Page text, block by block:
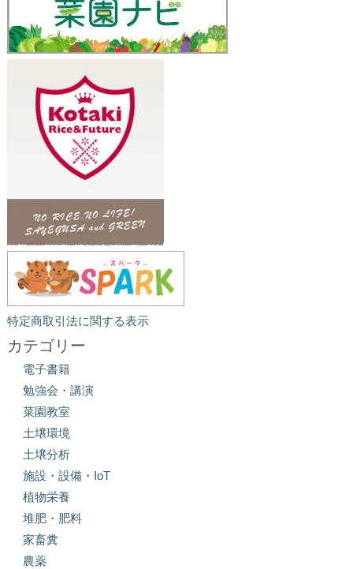
特定商取引法に関する表示
カテゴリー
電子書籍
勉強会・講演
菜園教室
土壌環境
土壌分析
施設・設備・IoT
植物栄養
堆肥・肥料
家畜糞
農薬